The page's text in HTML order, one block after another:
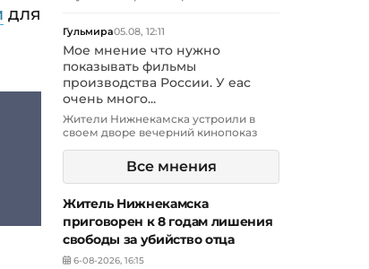
для
Гульмира05.08, 12:11
Мое мнение что нужно
показывать фильмы
производства России. У еас
очень много...
Жители Нижнекамска устроили в
своем дворе вечерний кинопоказ
Все мнения
Житель Нижнекамска
приговорен к 8 годам лишения
свободы за убийство отца
6-08-2026, 16:15